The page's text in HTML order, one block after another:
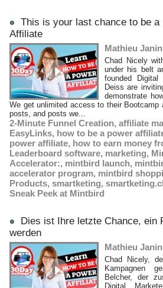
This is your last chance to be a
Affiliate
Mathieu Janin
Chad Nicely
under his belt
founded Digital
Deiss are
demonstrate
We get unlimited access to their Bootcamp
posts, and posts we...
2-Minute Funnel Creation, affiliate
EasyLinks, how to be a power
power affiliate, how to earn money
Leaderboard software, marketing,
Accelerator:, mintbird launch,
accelerator program, mintbird
Products, smartketing,
Sneak Peek at Mintbird
Dies ist Ihre letzte Chance, ein
werden
Mathieu
Chad Nicely,
Kampagnen
Belcher, der
Digital